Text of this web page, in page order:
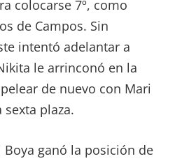
colocarse 7º, como
de Campos. Sin
intentó adelantar a
le arrinconó en la
de nuevo con Mari
plaza.
Boya ganó la posición de